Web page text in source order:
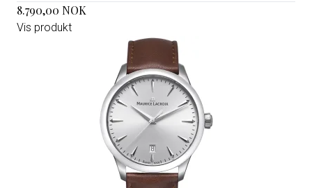
8.790,00 NOK
Vis produkt